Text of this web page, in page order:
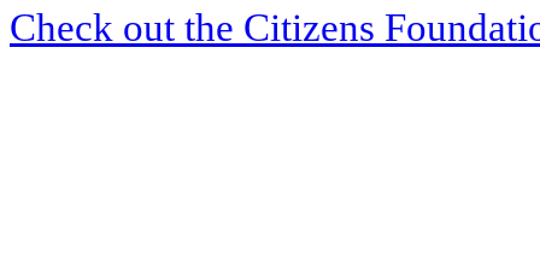
Check out the Citizens